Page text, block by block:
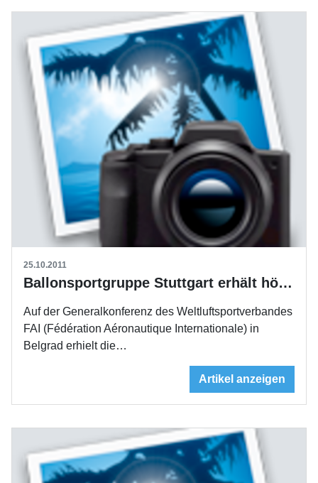
25.10.2011
Ballonsportgruppe Stuttgart erhält höchste Auszeichnung
Auf der Generalkonferenz des Weltluftsportverbandes
FAI (Fédération Aéronautique Internationale) in
Belgrad erhielt die…
Artikel anzeigen